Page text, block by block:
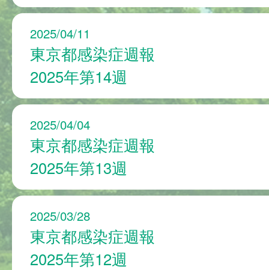
2025/04/11
東京都感染症週報
2025年第14週
2025/04/04
東京都感染症週報
2025年第13週
2025/03/28
東京都感染症週報
2025年第12週